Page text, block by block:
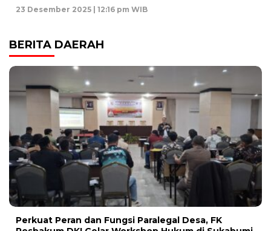
23 Desember 2025 | 12:16 pm WIB
BERITA DAERAH
Perkuat Peran dan Fungsi Paralegal Desa, FK